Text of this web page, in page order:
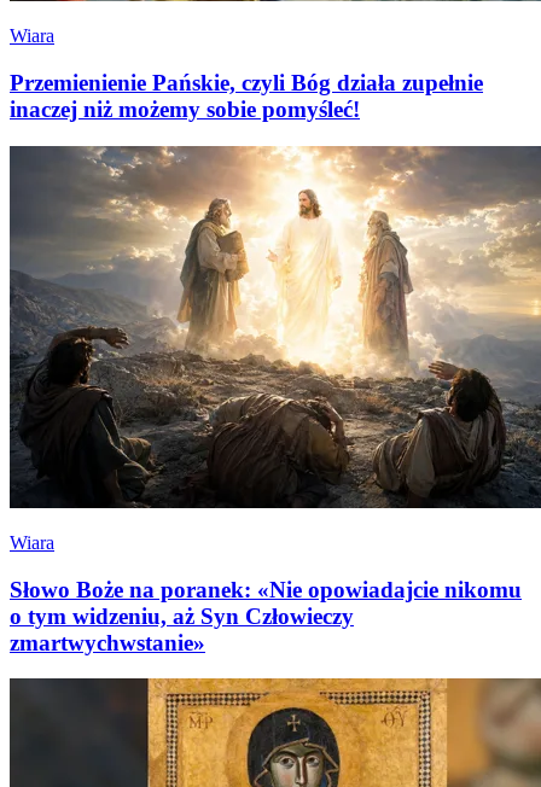
Wiara
Przemienienie Pańskie, czyli Bóg działa zupełnie
inaczej niż możemy sobie pomyśleć!
Wiara
Słowo Boże na poranek: «Nie opowiadajcie nikomu
o tym widzeniu, aż Syn Człowieczy
zmartwychwstanie»